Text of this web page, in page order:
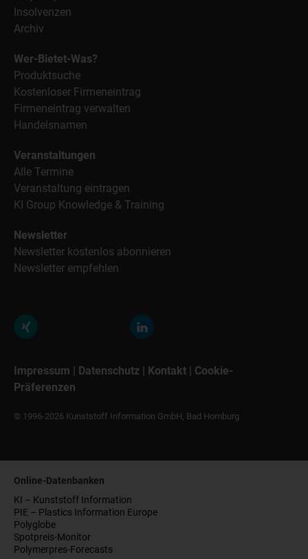
Insolvenzen
Archiv
Wer-Bietet-Was?
Produktsuche
Kostenloser Firmeneintrag
Firmeneintrag verwalten
Handelsnamen
Veranstaltungen
Alle Termine
Veranstaltung eintragen
KI Group Knowledge & Training
Newsletter
Newsletter kostenlos abonnieren
Newsletter empfehlen
Impressum | Datenschutz | Kontakt | Cookie-
Präferenzen
© 1996-2026 Kunststoff Information GmbH, Bad Homburg
Online-Datenbanken
KI – Kunststoff Information
PIE – Plastics Information Europe
Polyglobe
Spotpreis-Monitor
Polymerpres-Forecasts